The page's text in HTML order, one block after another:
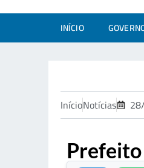
INÍCIO
InícioNotícias
Prefeito